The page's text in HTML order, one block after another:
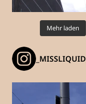
Mehr laden
_MISSLIQUID_